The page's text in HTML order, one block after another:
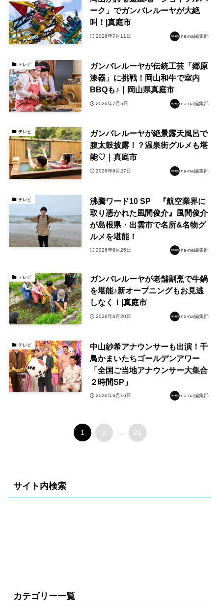
ーク」でガンバレルーヤが大絶
叫！|真庭市
2026年7月11日 na-na編集部
テレビ
ガンバレルーヤが伝統工芸「郷原
漆器」に挑戦！岡山和牛で室内
BBQも♪｜岡山県真庭市
2026年7月5日 na-na編集部
テレビ
ガンバレルーヤが絶景露天風呂で
腹太鼓披露！？温泉街グルメも堪
能♡｜真庭市
2026年6月27日 na-na編集部
テレビ
沸騰ワード10 SP 『航空業界に
取り憑かれた風間俊介』風間俊介
が島根県・出雲市で名所&名物グ
ルメを堪能！
2026年6月25日 na-na編集部
テレビ
ガンバレルーヤが老舗割烹で牛鍋
を堪能♪新オープニングもお見逃
しなく！|真庭市
2026年6月20日 na-na編集部
テレビ
中山紗希アナウンサーも出演！千
鳥かまいたちゴールデンアワー
「全国ご当地アナウンサー大集合
２時間SP」
2026年6月16日 na-na編集部
1 2 ... 21
サイト内検索
カテゴリー一覧